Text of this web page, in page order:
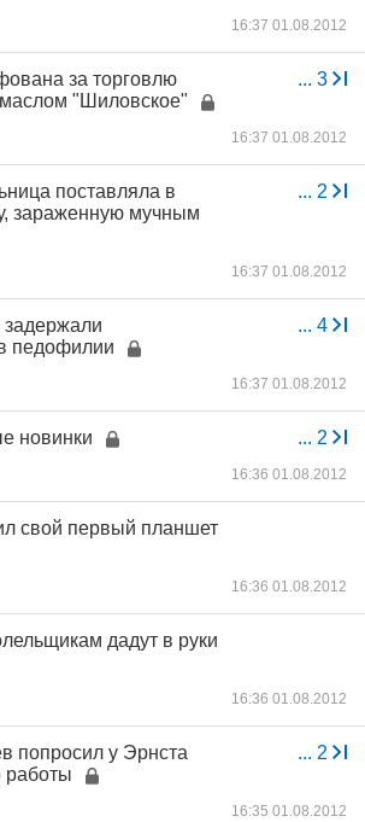
16:37 01.08.2012
... 3
за торговлю
"Шиловское"
16:37 01.08.2012
... 2
поставляла в
зараженную мучным
16:37 01.08.2012
... 4
задержали
педофилии
16:37 01.08.2012
... 2
новинки
16:36 01.08.2012
свой первый планшет
16:36 01.08.2012
дадут в руки
16:36 01.08.2012
... 2
попросил у Эрнста
работы
16:35 01.08.2012